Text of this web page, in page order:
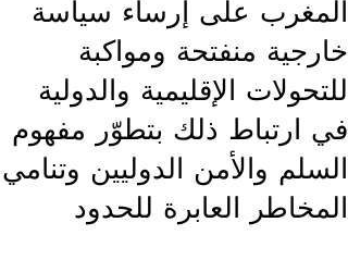
المغرب على إرساء سياسة
خارجية منفتحة ومواكبة
للتحولات الإقليمية والدولية
في ارتباط ذلك بتطوّر مفهوم
السلم والأمن الدوليين وتنامي
المخاطر العابرة للحدود